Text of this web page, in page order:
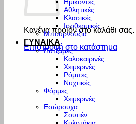
Κανένα προϊόν στο καλάθι σας.
Επιστροφή στο κατάστημα
Ημίκοντες
Αθλητικές
Κλασικές
Ισοθερμικές
Μπουρνούζια
ΓΥΝΑΙΚΑ
Πυτζάμες
Καλοκαιρινές
Χειμερινές
Ρόμπες
Νυχτικές
Φόρμες
Χειμερινές
Εσώρουχα
Σουτιέν